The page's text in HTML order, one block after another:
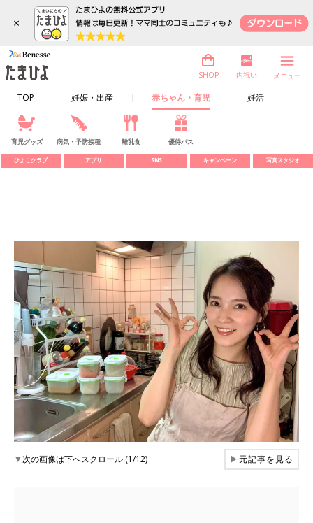
×
TOP 妊娠・出産 赤ちゃん・育児 妊活
SHOP 内祝い メニュー
育児グッズ 病気・予防接種 離乳食 優待パス
ひよこクラブ アプリ SNS キャンペーン 写真スタジオ
▼次の画像は下へスクロール (1/12) ▶元記事を見る